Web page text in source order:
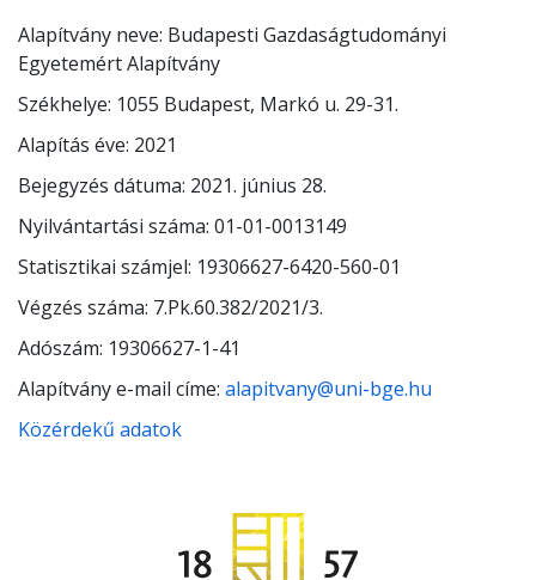
Alapítvány neve: Budapesti Gazdaságtudományi
Egyetemért Alapítvány
Székhelye: 1055 Budapest, Markó u. 29-31.
Alapítás éve: 2021
Bejegyzés dátuma: 2021. június 28.
Nyilvántartási száma: 01-01-0013149
Statisztikai számjel: 19306627-6420-560-01
Végzés száma: 7.Pk.60.382/2021/3.
Adószám: 19306627-1-41
Alapítvány e-mail címe: alapitvany@uni-bge.hu
Közérdekű adatok